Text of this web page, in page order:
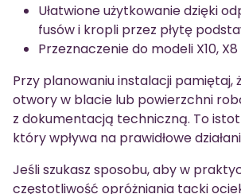
Ułatwione użytkowanie dzięki
fusów i kropli przez płytę
Przeznaczenie do modeli X10, X8
Przy planowaniu instalacji pamiętaj,
otwory w blacie lub powierzchni
z dokumentacją techniczną. To
który wpływa na prawidłowe
Jeśli szukasz sposobu, aby w
częstotliwość opróżniania tacki